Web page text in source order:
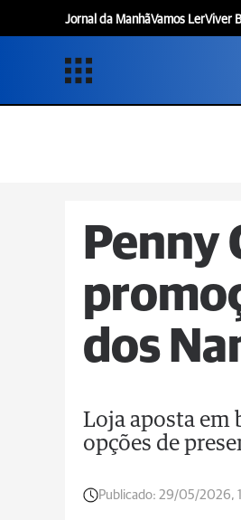
Jornal da ManhãVamos LerViver
Penny
dos
Loja aposta em
opções de
Publicado: 29/05/2026,